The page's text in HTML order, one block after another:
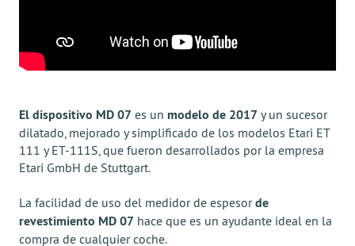
El dispositivo MD 07 es un modelo de 2017 y un sucesor
dilatado, mejorado y simplificado de los modelos Etari ET
111 y ET-111S, que fueron desarrollados por la empresa
Etari GmbH de Stuttgart.
La facilidad de uso del medidor de espesorde
revestimiento MD 07 hace que es un ayudante ideal en la
compra de cualquier coche.